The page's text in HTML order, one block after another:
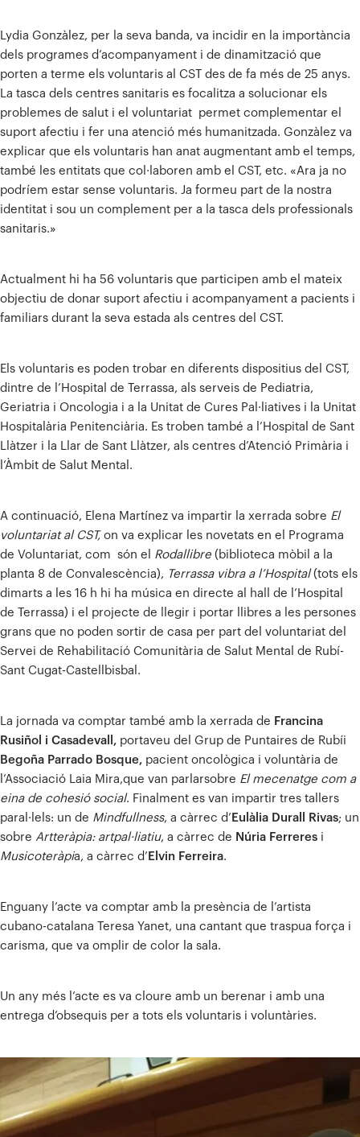
Lydia Gonzàlez, per la seva banda, va incidir en la importància
dels programes d’acompanyament i de dinamització que
porten a terme els voluntaris al CST des de fa més de 25 anys.
La tasca dels centres sanitaris es focalitza a solucionar els
problemes de salut i el voluntariat permet complementar el
suport afectiu i fer una atenció més humanitzada. Gonzàlez va
explicar que els voluntaris han anat augmentant amb el temps,
també les entitats que col·laboren amb el CST, etc. «Ara ja no
podríem estar sense voluntaris. Ja formeu part de la nostra
identitat i sou un complement per a la tasca dels professionals
sanitaris.»
Actualment hi ha 56 voluntaris que participen amb el mateix
objectiu de donar suport afectiu i acompanyament a pacients i
familiars durant la seva estada als centres del CST.
Els voluntaris es poden trobar en diferents dispositius del CST,
dintre de l’Hospital de Terrassa, als serveis de Pediatria,
Geriatria i Oncologia i a la Unitat de Cures Pal·liatives i la Unitat
Hospitalària Penitenciària. Es troben també a l’Hospital de Sant
Llàtzer i la Llar de Sant Llàtzer, als centres d’Atenció Primària i
l’Àmbit de Salut Mental.
A continuació, Elena Martínez va impartir la xerrada sobre El
voluntariat al CST, on va explicar les novetats en el Programa
de Voluntariat, com són el Rodallibre (biblioteca mòbil a la
planta 8 de Convalescència), Terrassa vibra a l’Hospital(tots els
dimarts a les 16 h hi ha música en directe al hall de l’Hospital
de Terrassa) i el projecte de llegir i portar llibres a les persones
grans que no poden sortir de casa per part del voluntariat del
Servei de Rehabilitació Comunitària de Salut Mental de Rubí-
Sant Cugat-Castellbisbal.
La jornada va comptar també amb la xerrada de Francina
Rusiñol i Casadevall, portaveu del Grup de Puntaires de Rubíi
Begoña Parrado Bosque, pacient oncològica i voluntària de
l’Associació Laia Mira,que van parlarsobre El mecenatge com a
eina de cohesió social. Finalment es van impartir tres tallers
paral·lels: un de Mindfullness, a càrrec d’ Eulàlia Durall Rivas; un
sobre Artteràpia: artpal·liatiu, a càrrec de Núria Ferreres i
Musicoteràpia, a càrrec d’ Elvin Ferreira.
Enguany l’acte va comptar amb la presència de l’artista
cubano-catalana Teresa Yanet, una cantant que traspua força i
carisma, que va omplir de color la sala.
Un any més l’acte es va cloure amb un berenar i amb una
entrega d’obsequis per a tots els voluntaris i voluntàries.